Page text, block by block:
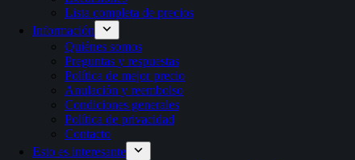
Lista completa de precios
Información
Quiénes somos
Preguntas y respuestas
Política de mejor precio
Anulación y reembolso
Condiciones generales
Política de privacidad
Contacto
Esto es interesante